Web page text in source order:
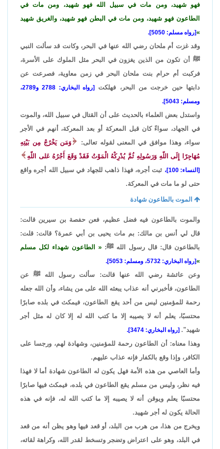
فهو شهيد، ومن مات في سبيل الله فهو شهيد، ومن مات في
الطاعون فهو شهيد، ومن مات في البطن فهو شهيد، والغريق شهيد
[رواه مسلم: 5050].
وقد غزت أم ملحان رضي الله عنها في البحر، وكانت قد سألت النبي
ﷺ أن تكون من الذين يغزون في البحر مثل الملوك على الأسرة،
فركبت أم حرام بنت ملحان البحر في زمن معاوية، فصرعت عن
دابتها حين خرجت من البحر، فهلكت
[رواه البخاري: 2788 و2789،
ومسلم: 5043].
واستدل بعض العلماء بالحديث على أن القتال في سبيل الله، والموت
في الجهاد، سواءً كان قبل المعركة أو بعد المعركة، أنهم في الأجر
سواء، وهذا موافق في المعنى لقوله تعالى:
وَمَن يَخْرُجْ مِن بَيْتِهِ
مُهَاجِرًا إِلَى اللّهِ وَرَسُولِهِ ثُمَّ يُدْرِكْهُ الْمَوْتُ فَقَدْ وَقَعَ أَجْرُهُ عَلى اللّهِ
[النساء: 100]،
ثبت أجره، فهذا ذاهب للجهاد في سبيل الله أجره واقع
حتى لو ما مات في المعركة.
الموت بالطاعون شهادة
والموت بالطاعون فيه فضل عظيم، فعن حفصة بن سيرين قالت:
قال لي أنس بن مالك: بم مات يحيى بن أبي عمرة؟ قالت: قلت:
بالطاعون قال: قال رسول الله ﷺ:
الطاعون شهداء لكل مسلم
[رواه البخاري: 5732، ومسلم: 5053].
وعن عائشة رضي الله عنها قالت: سألت رسول الله ﷺ عن
الطاعون، فأخبرني أنه عذاب يبعثه الله على من يشاء، وأن الله جعله
رحمة للمؤمنين ليس من أحد يقع الطاعون، فيمكث في بلده صابرًا
محتسبًا، يعلم أنه لا يصيبه إلا ما كتب الله له إلا كان له مثل أجر
شهيد". [رواه البخاري: 3474].
وهذا معناه: أن الطاعون رحمة للمؤمنين، وشهادة لهم، ورجسا على
الكافر، وإذا وقع بالكفار فإنه عذاب عليهم.
وأما العاصي من هذه الأمة فهل يكون له الطاعون شهادة أما لا فهذا
فيه نظر، وليس من مسلم يقع الطاعون في بلده، فيمكث فيها صابرًا
محتسبًا يعلم ويوقن أنه لا يصيبه إلا ما كتب الله له، فإنه في هذه
الحالة يكون له أجر شهيد.
ويخرج من هذا، من هرب من البلد، أو قعد فيها وهو يظن أنه من قعد
في البلد، وهو على اعتراض وتضجر وتسخط لقدر الله، وكراهة لقائه،